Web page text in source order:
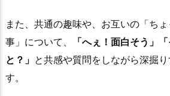
また、共通の趣味や、お互いの「ち
事」について、
「へぇ！面白そう」
と？」 と共感や質問をしながら深掘
す。